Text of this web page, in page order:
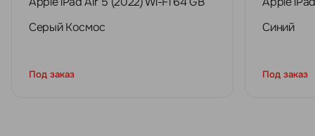
Серый Космос
Под заказ
Синий
Под заказ